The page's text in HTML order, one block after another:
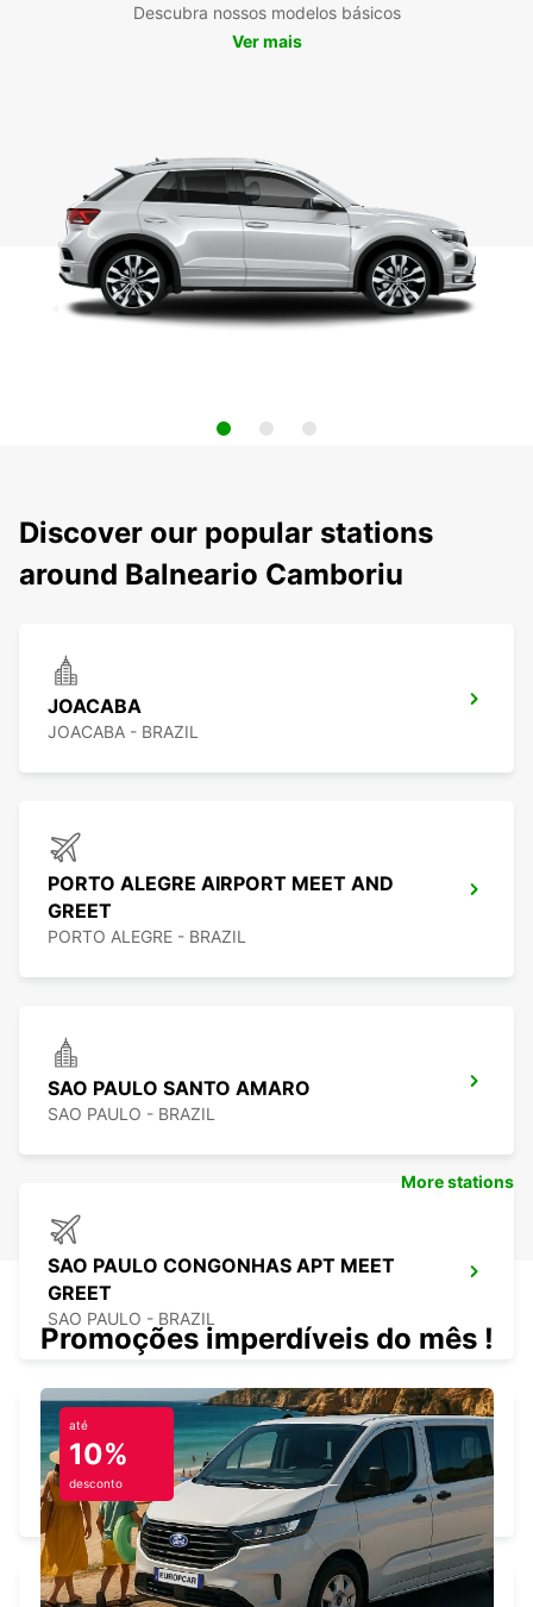
Descubra nossos modelos básicos
Ver mais
Discover our popular stations
around Balneario Camboriu
JOACABA
JOACABA - BRAZIL
PORTO ALEGRE AIRPORT MEET AND
GREET
PORTO ALEGRE - BRAZIL
SAO PAULO SANTO AMARO
SAO PAULO - BRAZIL
SAO PAULO CONGONHAS APT MEET
GREET
SAO PAULO - BRAZIL
GUARULHOS DOWNTOWN
GUARULHOS - BRAZIL
More stations
Promoções imperdíveis do mês !
até
10%
desconto